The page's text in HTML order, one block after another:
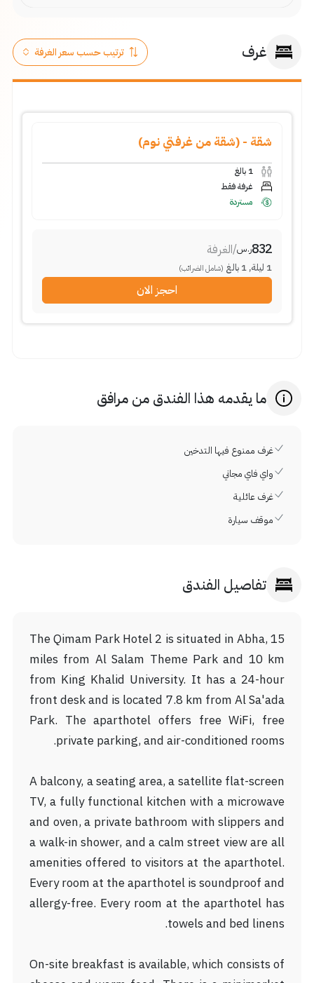
غرف
شقة - (شقة من غرفتي نوم)
1 بالغ
غرفة فقط
مستردة
832ر.س/الغرفة
1 ليلة,
1 بالغ (شامل الضرائب)
احجز الان
ما يقدمه هذا الفندق من مرافق
غرف ممنوع فيها التدخين
واي فاي مجاني
غرف عائلية
موقف سيارة
تفاصيل الفندق
The Qimam Park Hotel 2 is situated in Abha, 15
miles from Al Salam Theme Park and 10 km
from King Khalid University. It has a 24-hour
front desk and is located 7.8 km from Al Sa'ada
Park. The aparthotel offers free WiFi, free
private parking, and air-conditioned rooms.
A balcony, a seating area, a satellite flat-screen
TV, a fully functional kitchen with a microwave
and oven, a private bathroom with slippers and
a walk-in shower, and a calm street view are all
amenities offered to visitors at the aparthotel.
Every room at the aparthotel is soundproof and
allergy-free. Every room at the aparthotel has
towels and bed linens.
On-site breakfast is available, which consists of